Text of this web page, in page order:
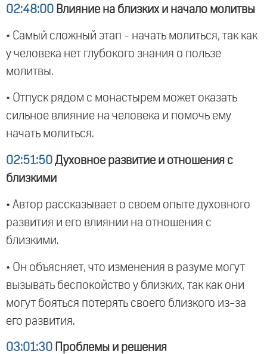
02:48:00 Влияние на близких и начало молитвы
• Самый сложный этап - начать молиться, так как
у человека нет глубокого знания о пользе
молитвы.
• Отпуск рядом с монастырем может оказать
сильное влияние на человека и помочь ему
начать молиться.
02:51:50 Духовное развитие и отношения с
близкими
• Автор рассказывает о своем опыте духовного
развития и его влиянии на отношения с
близкими.
• Он объясняет, что изменения в разуме могут
вызывать беспокойство у близких, так как они
могут бояться потерять своего близкого из-за
его развития.
03:01:30 Проблемы и решения